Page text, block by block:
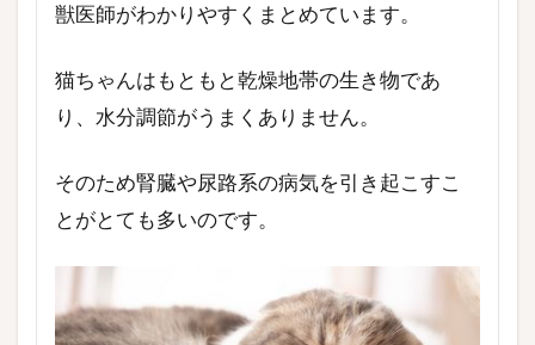
獣医師がわかりやすくまとめています。
猫ちゃんはもともと乾燥地帯の生き物であ
り、水分調節がうまくありません。
そのため腎臓や尿路系の病気を引き起こすこ
とがとても多いのです。